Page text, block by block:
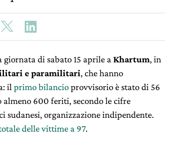
giornata di sabato 15 aprile a Khartum, in
e paramilitari, che hanno
il primo bilancioprovvisorio è stato di 56
600 feriti, secondo le cifre
organizzazione indipendente.
delle vittime a 97.